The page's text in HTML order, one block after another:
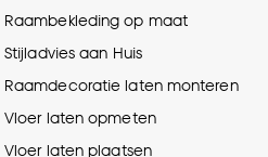
Gewicht
Raambekleding op maat
Stijladvies aan Huis
Raamdecoratie laten monteren
Vloer laten opmeten
Vloer laten plaatsen